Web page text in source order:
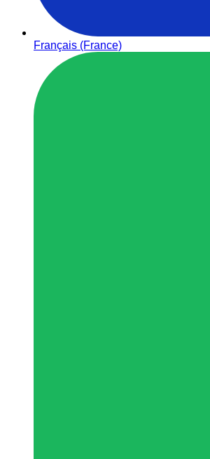
Français (France)